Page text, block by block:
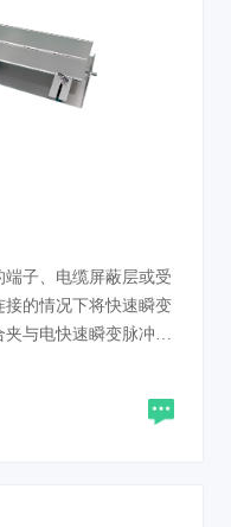
子、电缆屏蔽层或受
的情况下将快速瞬变
与电快速瞬变脉冲群
符合IEC61000-4-4和